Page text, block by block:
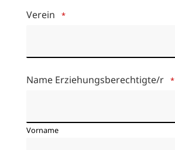
Verein *
Name Erziehungsberechtigte/r *
Vorname